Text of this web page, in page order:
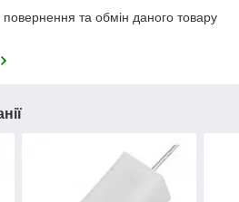
та обмін даного товару